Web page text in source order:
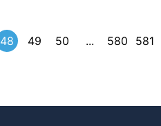
48 49 50 ... 580 581